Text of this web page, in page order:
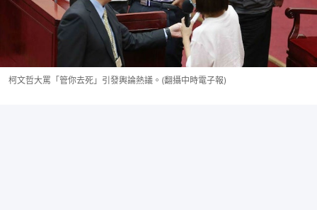
柯文哲大罵「管你去死」引發輿論熱議。(翻攝中時電子報)